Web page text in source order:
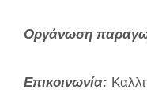
Οργάνωση
Επικοινωνία: